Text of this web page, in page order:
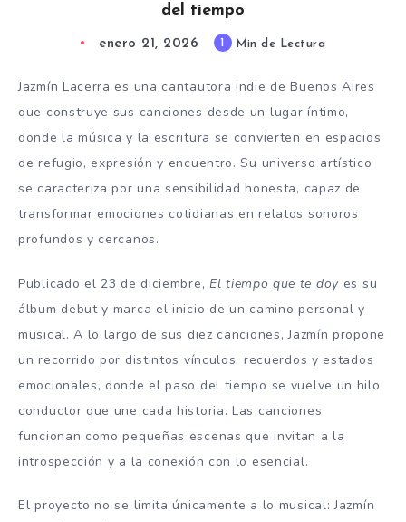
del tiempo
enero 21, 2026 Min de Lectura
Jazmín Lacerra es una cantautora indie de Buenos Aires
que construye sus canciones desde un lugar íntimo,
donde la música y la escritura se convierten en espacios
de refugio, expresión y encuentro. Su universo artístico
se caracteriza por una sensibilidad honesta, capaz de
transformar emociones cotidianas en relatos sonoros
profundos y cercanos.
Publicado el 23 de diciembre, El tiempo que te doy es su
álbum debut y marca el inicio de un camino personal y
musical. A lo largo de sus diez canciones, Jazmín propone
un recorrido por distintos vínculos, recuerdos y estados
emocionales, donde el paso del tiempo se vuelve un hilo
conductor que une cada historia. Las canciones
funcionan como pequeñas escenas que invitan a la
introspección y a la conexión con lo esencial.
El proyecto no se limita únicamente a lo musical: Jazmín